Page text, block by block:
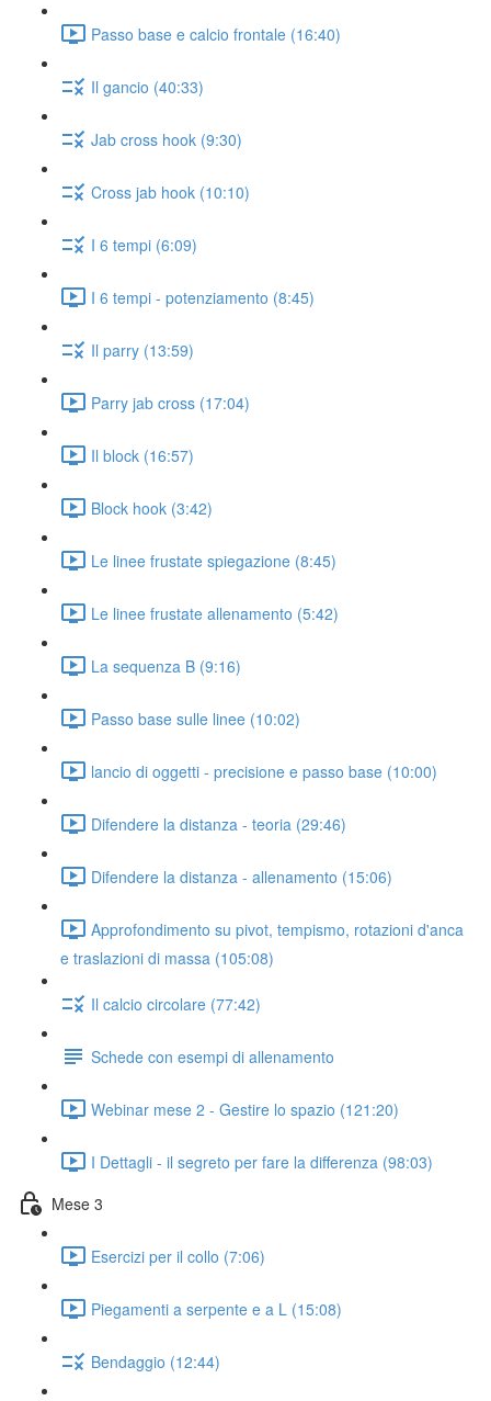
Passo base e calcio frontale (16:40)
Il gancio (40:33)
Jab cross hook (9:30)
Cross jab hook (10:10)
I 6 tempi (6:09)
I 6 tempi - potenziamento (8:45)
Il parry (13:59)
Parry jab cross (17:04)
Il block (16:57)
Block hook (3:42)
Le linee frustate spiegazione (8:45)
Le linee frustate allenamento (5:42)
La sequenza B (9:16)
Passo base sulle linee (10:02)
lancio di oggetti - precisione e passo base (10:00)
Difendere la distanza - teoria (29:46)
Difendere la distanza - allenamento (15:06)
Approfondimento su pivot, tempismo, rotazioni d'anca
e traslazioni di massa (105:08)
Il calcio circolare (77:42)
Schede con esempi di allenamento
Webinar mese 2 - Gestire lo spazio (121:20)
I Dettagli - il segreto per fare la differenza (98:03)
Mese 3
Esercizi per il collo (7:06)
Piegamenti a serpente e a L (15:08)
Bendaggio (12:44)